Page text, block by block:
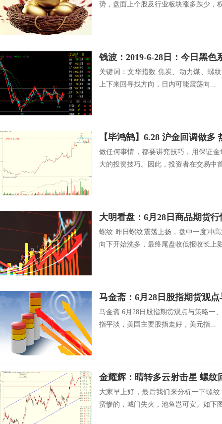
势，盘面上个股及行业板块涨多跌少，
钱波：2019-6-28日：今日黑色
关键词：文华指数 焦炭、动力煤、螺
上下来回寻找方向，日内可能震荡向...
【毕鸿鹄】6.28 沪金回调做多
做任何事情，都要讲究技巧，用保证
大的投资技巧。因此，投资者在交易中
大明看盘：6月28日商品期货
螺纹 昨日螺纹震荡上扬，盘中一度冲
向下开始洗多，最终尾盘收低报收长上
马金斋：6月28日股指期货观点
马金斋 6月28日股指期货观点与策略一
指平淡，美国主要股指走好，美元指...
金耀辉：晴转多云射击星 螺纹
大家早上好，最后我们来分析一下螺
蛮惨的，城门失火，池鱼岂可安。如下